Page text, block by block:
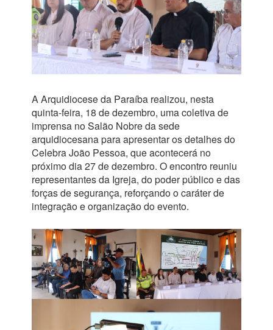
A Arquidiocese da Paraíba realizou, nesta
quinta-feira, 18 de dezembro, uma coletiva de
imprensa no Salão Nobre da sede
arquidiocesana para apresentar os detalhes do
Celebra João Pessoa, que acontecerá no
próximo dia 27 de dezembro. O encontro reuniu
representantes da Igreja, do poder público e das
forças de segurança, reforçando o caráter de
integração e organização do evento.